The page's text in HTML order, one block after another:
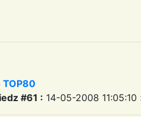
TOP80
#61 : 14-05-2008 11:05:10